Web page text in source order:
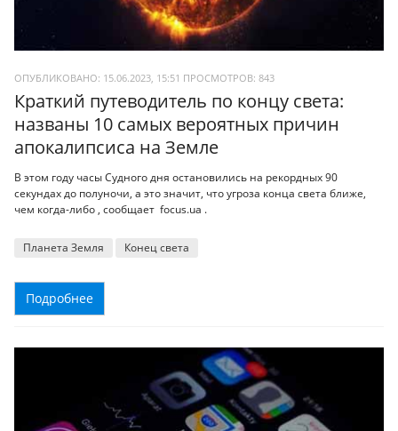
ОПУБЛИКОВАНО: 15.06.2023, 15:51 ПРОСМОТРОВ: 843
Краткий путеводитель по концу света:
названы 10 самых вероятных причин
апокалипсиса на Земле
В этом году часы Судного дня остановились на рекордных 90
секундах до полуночи, а это значит, что угроза конца света ближе,
чем когда-либо , сообщает focus.ua .
Планета Земля Конец света
Подробнее